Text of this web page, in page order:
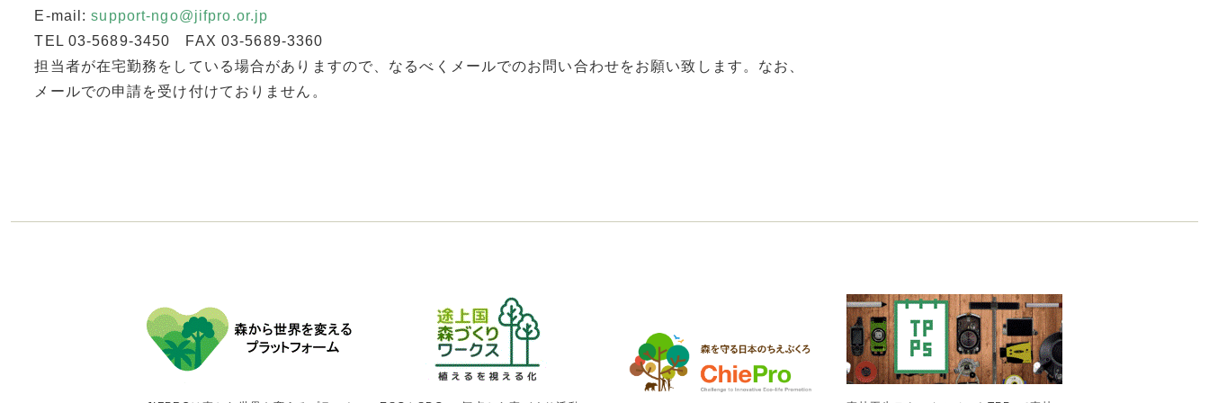
E-mail:support-ngo@jifpro.or.jp
TEL 03-5689-3450 FAX 03-5689-3360
担当者が在宅勤務をしている場合がありますので、なるべくメールでのお問い合わせをお願い致します。なお、
メールでの申請を受け付けておりません。